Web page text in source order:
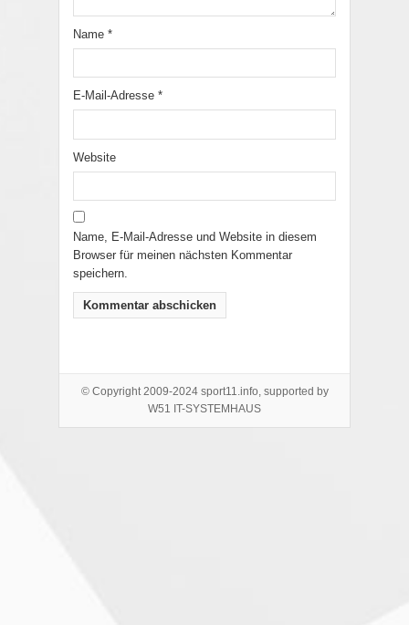
Name *
E-Mail-Adresse *
Website
Name, E-Mail-Adresse und Website in diesem
Browser für meinen nächsten Kommentar
speichern.
© Copyright 2009-2024 sport11.info, supported by
W51 IT-SYSTEMHAUS